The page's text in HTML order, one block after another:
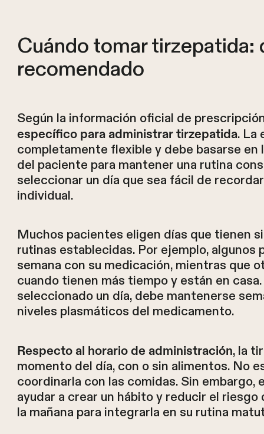
Cuándo tomar tirzepatida:
recomendado
Según la información oficial de
específico para administrar tirzepatida. La
completamente flexible y debe basarse
del paciente para mantener una rutina
seleccionar un día que sea fácil de
individual.
Muchos pacientes eligen días que tienen
rutinas establecidas. Por ejemplo, algunos
semana con su medicación, mientras que
cuando tienen más tiempo y están en
seleccionado un día, debe mantenerse
niveles plasmáticos del medicamento.
Respecto al horario de administración, la
momento del día, con o sin alimentos. No
coordinarla con las comidas. Sin
ayudar a crear un hábito y reducir el
la mañana para integrarla en su rutina